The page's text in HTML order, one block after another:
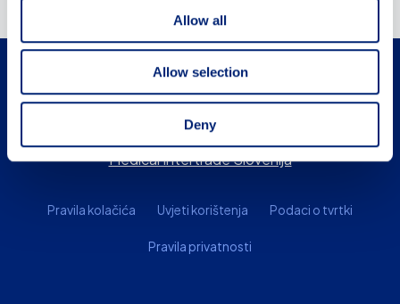
Allow all
Allow selection
Deny
Medical Intertrade BIH
Medical Intertrade Slovenija
Pravila kolačića Uvjeti korištenja Podaci o tvrtki
Pravila privatnosti